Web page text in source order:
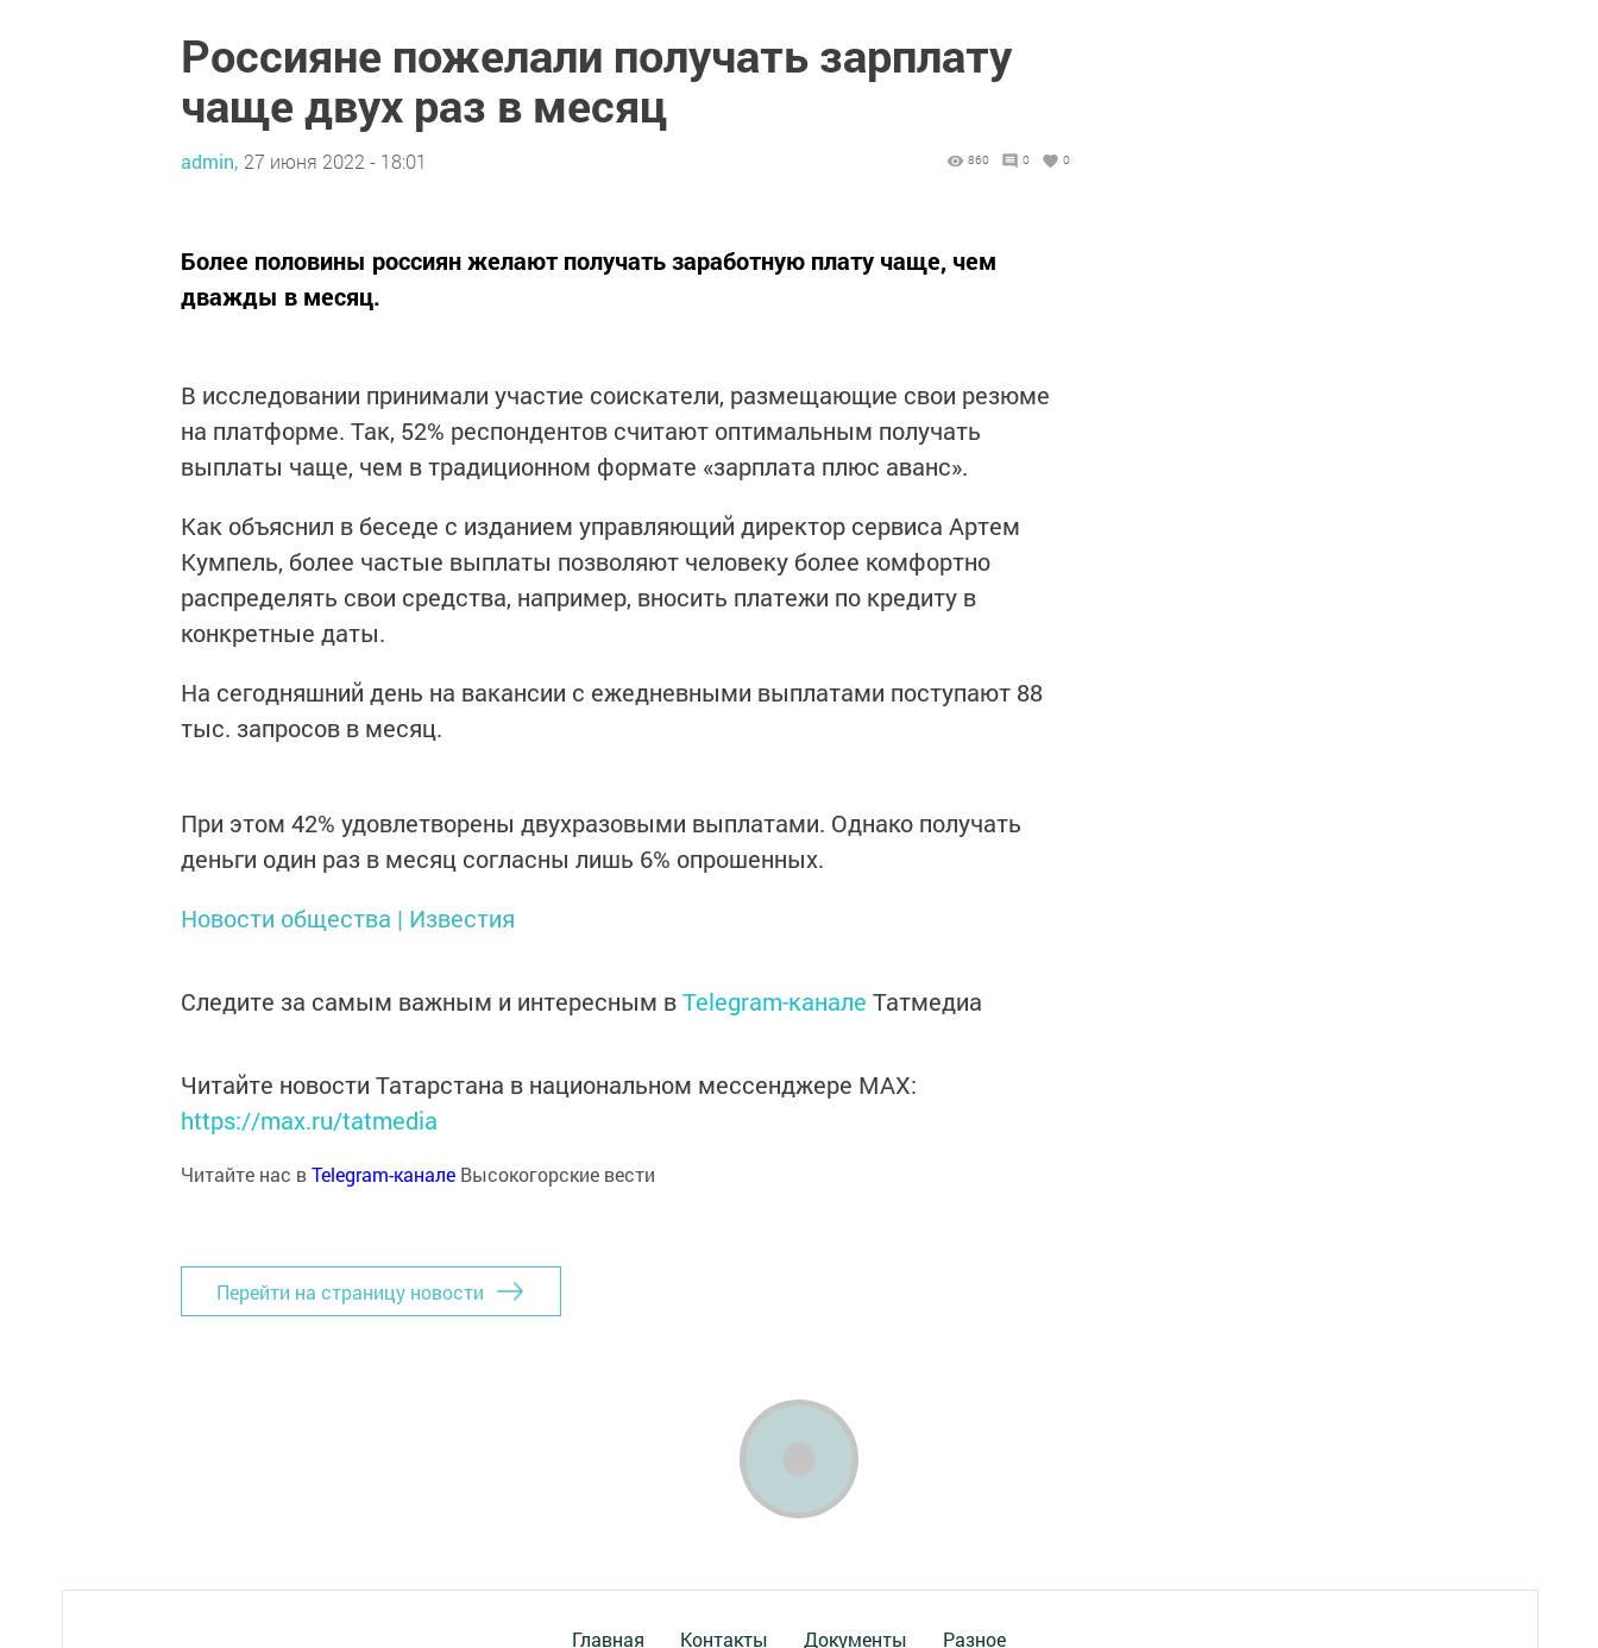
Россияне пожелали получать зарплату
чаще двух раз в месяц
admin, 27 июня 2022 - 18:01 860 0 0
Более половины россиян желают получать заработную плату чаще, чем
дважды в месяц.
В исследовании принимали участие соискатели, размещающие свои резюме
на платформе. Так, 52% респондентов считают оптимальным получать
выплаты чаще, чем в традиционном формате «зарплата плюс аванс».
Как объяснил в беседе с изданием управляющий директор сервиса Артем
Кумпель, более частые выплаты позволяют человеку более комфортно
распределять свои средства, например, вносить платежи по кредиту в
конкретные даты.
На сегодняшний день на вакансии с ежедневными выплатами поступают 88
тыс. запросов в месяц.
При этом 42% удовлетворены двухразовыми выплатами. Однако получать
деньги один раз в месяц согласны лишь 6% опрошенных.
Новости общества | Известия
Следите за самым важным и интересным вTelegram-канале Татмедиа
Читайте новости Татарстана в национальном мессенджере MАХ:
https://max.ru/tatmedia
Читайте нас вTelegram-канале Высокогорские вести
Перейти на страницу новости
Главная Контакты Документы Разное